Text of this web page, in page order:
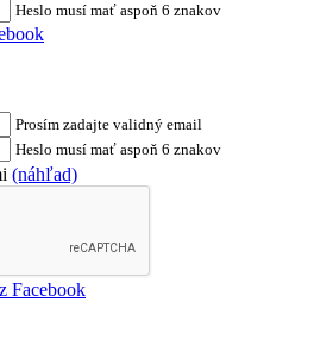
Heslo musí mať aspoň 6 znakov
Prosím zadajte validný email
Heslo musí mať aspoň 6 znakov
(náhľad)
Facebook